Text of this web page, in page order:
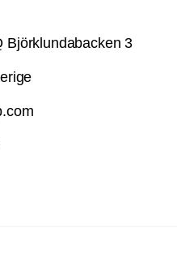
Björklundabacken 3